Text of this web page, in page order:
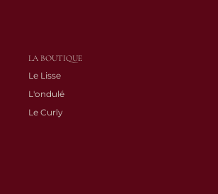
LA BOUTIQUE
Le Lisse
L'ondulé
Le Curly